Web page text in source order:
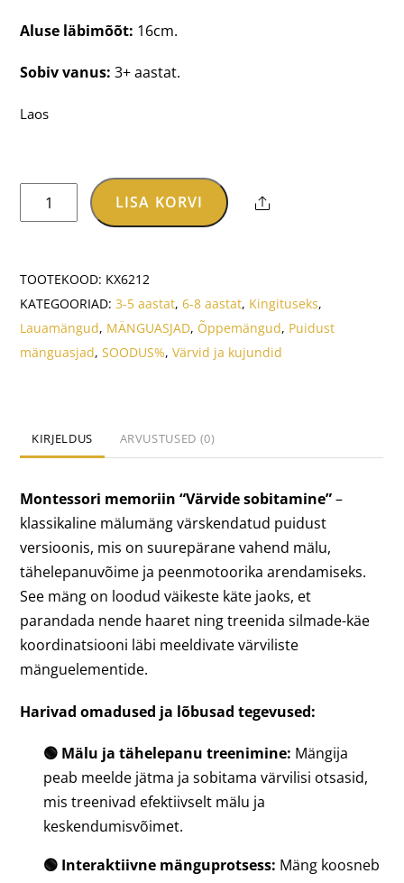
Aluse läbimõõt: 16cm.
Sobiv vanus: 3+ aastat.
Laos
Montessori
memoriin
LISA KORVI Share
TOOTEKOOD: KX6212
KATEGOORIAD:3-5 aastat,6-8 aastat, Kingituseks,
Lauamängud, MÄNGUASJAD, Õppemängud, Puidust
mänguasjad,SOODUS%,Värvid ja kujundid
KIRJELDUS ARVUSTUSED (0)
Montessori memoriin “Värvide sobitamine”–
klassikaline mälumäng värskendatud puidust
versioonis, mis on suurepärane vahend mälu,
tähelepanuvõime ja peenmotoorika arendamiseks.
See mäng on loodud väikeste käte jaoks, et
parandada nende haaret ning treenida silmade-käe
koordinatsiooni läbi meeldivate värviliste
mänguelementide.
Harivad omadused ja lõbusad tegevused:
🟢 Mälu ja tähelepanu treenimine: Mängija
peab meelde jätma ja sobitama värvilisi otsasid,
mis treenivad efektiivselt mälu ja
keskendumisvõimet.
🟢 Interaktiivne mänguprotsess: Mäng koosneb